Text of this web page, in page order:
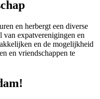
en herbergt een diverse
van expatverenigingen en
en de mogelijkheid
en vriendschappen te